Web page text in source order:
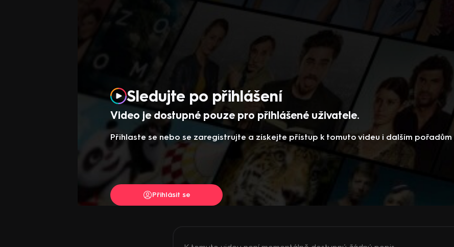
Video je dostupné pouze pro přihlášené uživatele.
Sledujte po přihlášení
Přihlaste se nebo se zaregistrujte a získejte přístup k tomuto videu i dalším pořadům
Přihlásit se